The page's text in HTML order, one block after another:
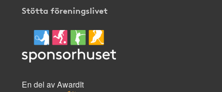
Stötta föreningslivet
En del av AwardIt